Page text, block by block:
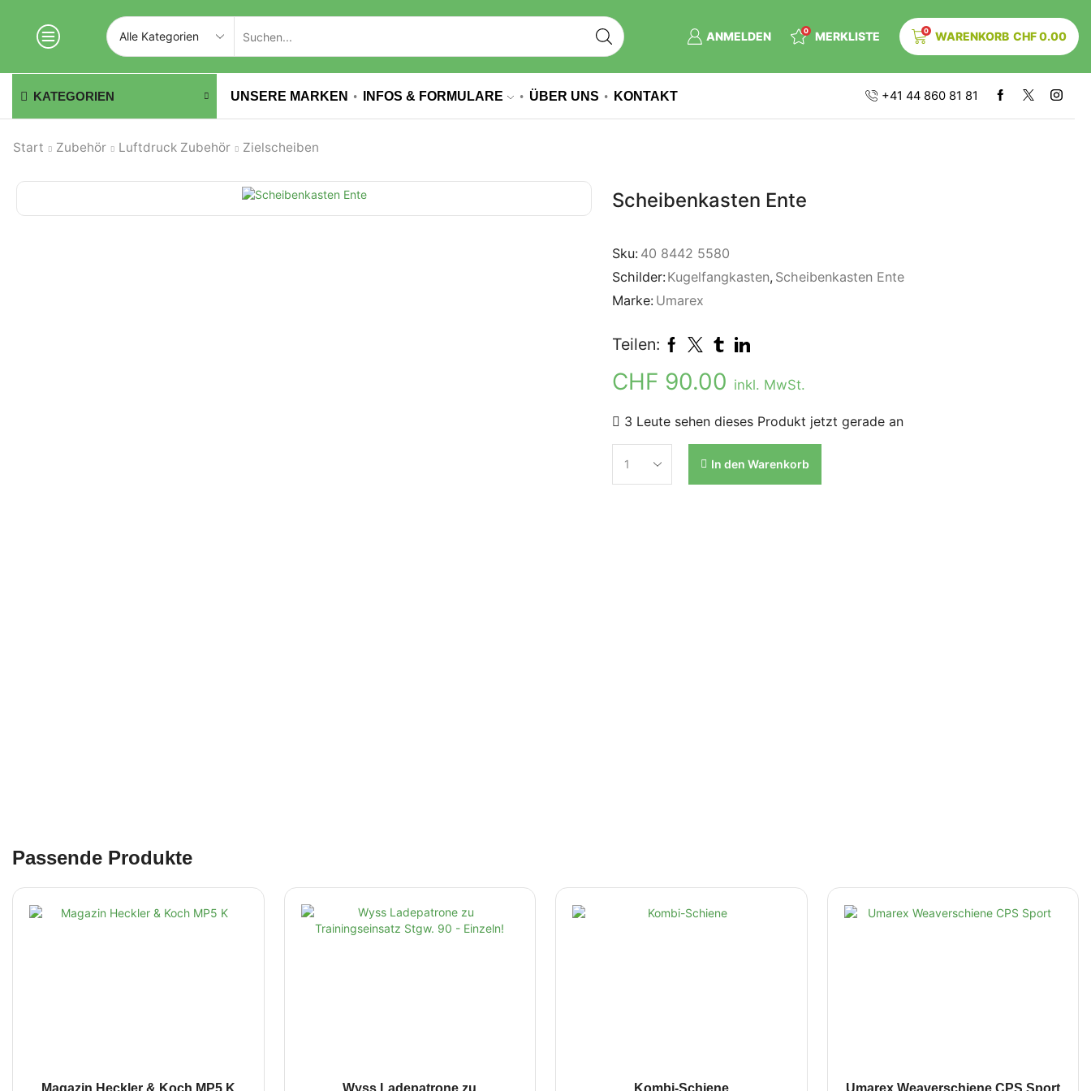
ANMELDEN 0 MERKLISTE 0 WARENKORB CHF0.00
KATEGORIEN UNSERE MARKEN INFOS & FORMULARE ÜBER UNS KONTAKT +41 44 860 81 81
Start Zubehör Luftdruck Zubehör Zielscheiben
Scheibenkasten Ente
Sku: 40 8442 5580
Schilder:Kugelfangkasten, Scheibenkasten Ente
Marke: Umarex
Teilen:
CHF 90.00 inkl. MwSt.
3 Leute sehen dieses Produkt jetzt gerade an
In den Warenkorb
Passende Produkte
Magazin Heckler & Koch MP5 K Wyss Ladepatrone zu Kombi-Schiene Umarex Weaverschiene CPS Sport